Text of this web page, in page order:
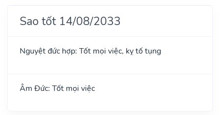
Sao tốt 14/08/2033
Nguyệt đức hợp: Tốt mọi việc, kỵ tố tụng
Âm Đức: Tốt mọi việc